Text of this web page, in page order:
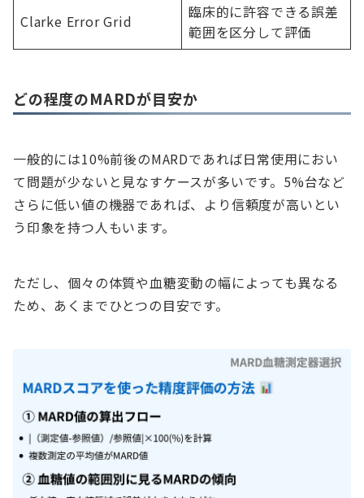
Clarke Error Grid
臨床的に許容できる誤差
範囲を区分して評価
どの程度のMARDが目安か
一般的には10%前後のMARDであれば日常使用におい
て問題が少ないと見なすケースが多いです。5%台など
さらに低い値の機器であれば、より信頼度が高いとい
う印象を持つ人もいます。
ただし、個々の体質や血糖変動の幅によっても異なる
ため、あくまでひとつの目安です。